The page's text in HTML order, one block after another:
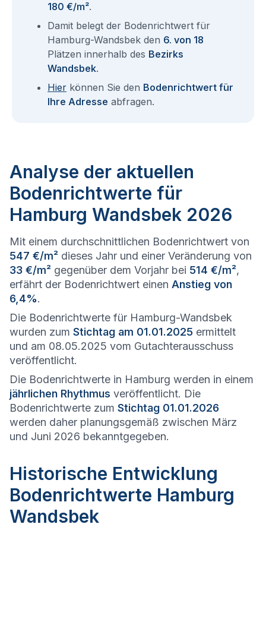
180 €/m².
Damit belegt der Bodenrichtwert für
Hamburg-Wandsbek den 6. von 18
Plätzen innerhalb des Bezirks
Wandsbek.
Hier können Sie den Bodenrichtwert für
Ihre Adresse abfragen.
Analyse der aktuellen
Bodenrichtwerte für
Hamburg Wandsbek 2026
Mit einem durchschnittlichen Bodenrichtwert von
547 €/m² dieses Jahr und einer Veränderung von
33 €/m² gegenüber dem Vorjahr bei 514 €/m²,
erfährt der Bodenrichtwert einen Anstieg von
6,4%.
Die Bodenrichtwerte für Hamburg-Wandsbek
wurden zum Stichtag am 01.01.2025 ermittelt
und am 08.05.2025 vom Gutachterausschuss
veröffentlicht.
Die Bodenrichtwerte in Hamburg werden in einem
jährlichen Rhythmus veröffentlicht. Die
Bodenrichtwerte zum Stichtag 01.01.2026
werden daher planungsgemäß zwischen März
und Juni 2026 bekanntgegeben.
Historische Entwicklung
Bodenrichtwerte Hamburg
Wandsbek